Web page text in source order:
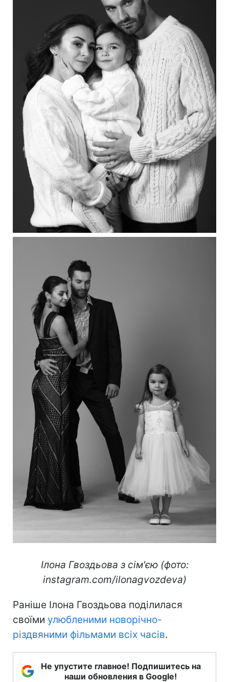
Ілона Гвоздьова з сім'єю (фото:
instagram.com/ilonagvozdeva)
Раніше Ілона Гвоздьова поділилася
своїми улюбленими новорічно-
різдвяними фільмами всіх часів.
Не упустите главное! Подпишитесь на
наши обновления в Google!